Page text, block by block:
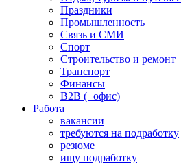
Праздники
Промышленность
Связь и СМИ
Спорт
Строительство и ремонт
Транспорт
Финансы
B2B (+офис)
Работа
вакансии
требуются на подработку
резюме
ищу подработку